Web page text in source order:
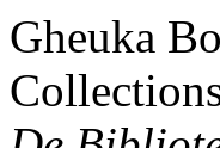
Gheuka